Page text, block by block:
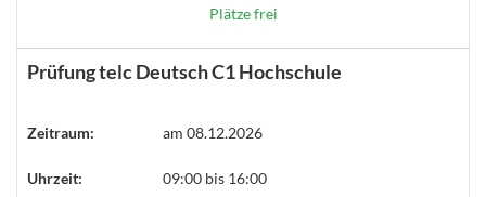
Plätze frei
Prüfung telc Deutsch C1 Hochschule
Zeitraum: am 08.12.2026
Uhrzeit: 09:00 bis 16:00